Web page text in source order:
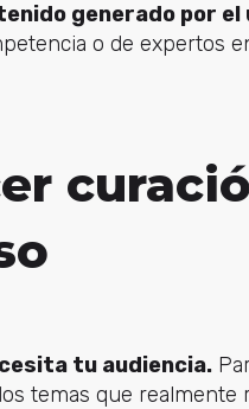
generado por el
o de expertos
tu audiencia.
temas que